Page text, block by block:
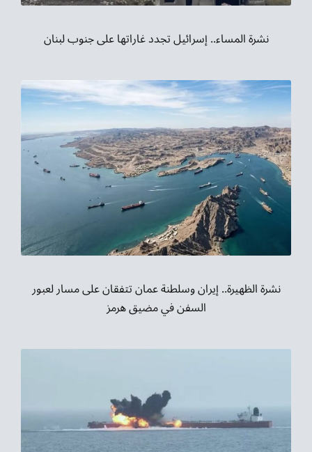
نشرة المساء.. إسرائيل تجدد غاراتها على جنوب لبنان
نشرة الظهيرة.. إيران وسلطنة عمان تتفقان على مسار لعبور
السفن في مضيق هرمز